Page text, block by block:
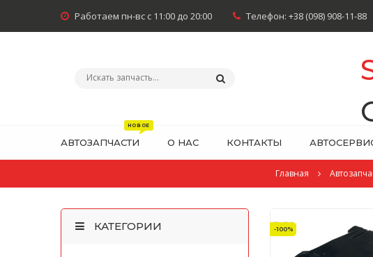
Работаем пн-вс с 11:00 до 20:00 Телефон: +38 (098) 908-11-88
АВТОЗАПЧАСТИ О НАС КОНТАКТЫ
Главная
-100%
КАТЕГОРИИ